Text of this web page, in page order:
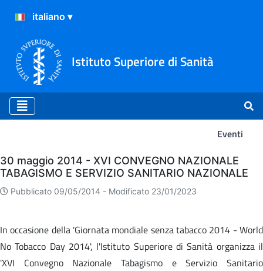
Istituto Superiore di Sanità
Eventi
Eventi
30 maggio 2014 - XVI CONVEGNO NAZIONALE
TABAGISMO E SERVIZIO SANITARIO NAZIONALE
Pubblicato 09/05/2014 - Modificato 23/01/2023
In occasione della 'Giornata mondiale senza tabacco 2014 - World
No Tobacco Day 2014', l'Istituto Superiore di Sanità organizza il
'XVI Convegno Nazionale Tabagismo e Servizio Sanitario